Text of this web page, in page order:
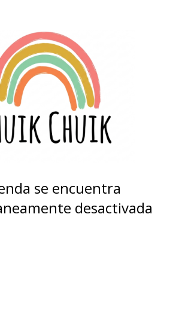
se encuentra
desactivada